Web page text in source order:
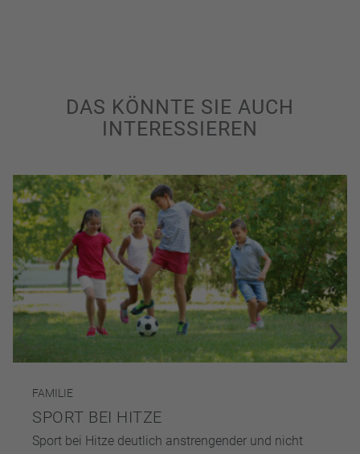
DAS KÖNNTE SIE AUCH
INTERESSIEREN
FAMILIE
SPORT BEI HITZE
Sport bei Hitze deutlich anstrengender und nicht